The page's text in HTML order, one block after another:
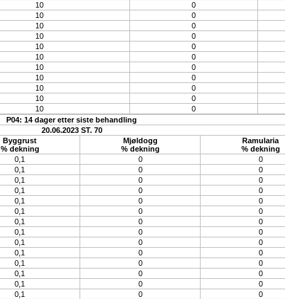
10 0
10 0
10 0
10 0
10 0
10 0
10 0
10 0
10 0
10 0
10 0
P04: 14 dager etter siste behandling
20.06.2023 ST. 70
Byggrust
% dekning
Mjøldogg
% dekning
Ramularia
% dekning
0,1 0 0
0,1 0 0
0,1 0 0
0,1 0 0
0,1 0 0
0,1 0 0
0,1 0 0
0,1 0 0
0,1 0 0
0,1 0 0
0,1 0 0
0,1 0 0
0,1 0 0
0,1 0 0